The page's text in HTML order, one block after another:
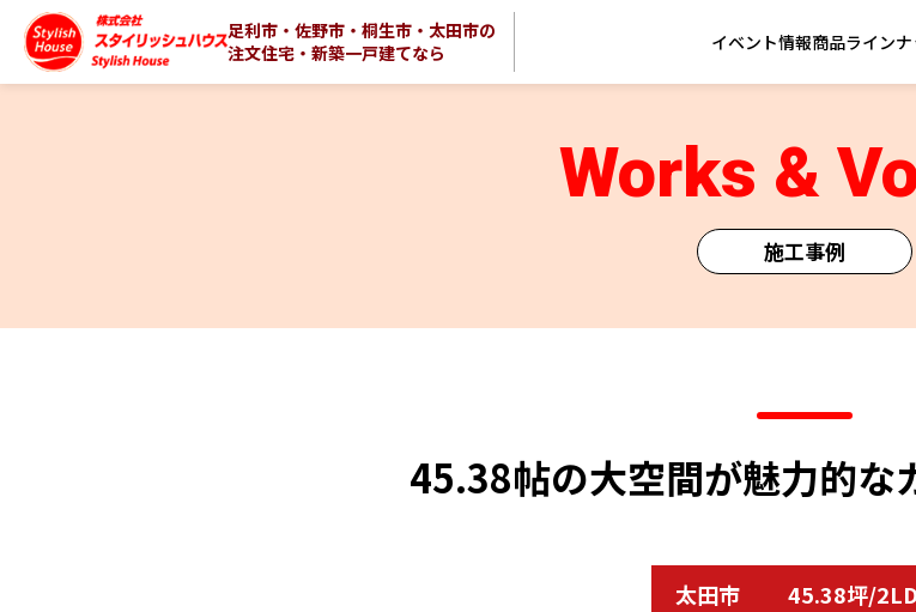
足利市・佐野市・桐生市・太田市の
注文住宅・新築一戸建てなら
イベント情報商品ライン
施工事例
Works &
45.38帖の大空間が魅力的な
太田市 45.38坪/